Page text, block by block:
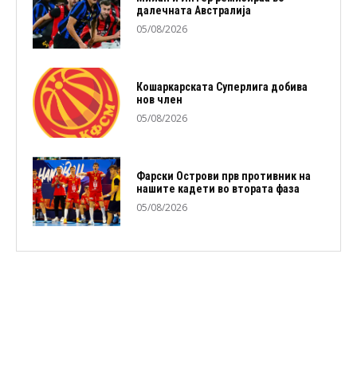
далечната Австралија
05/08/2026
Кошаркарската Суперлига добива
нов член
05/08/2026
Фарски Острови прв противник на
нашите кадети во втората фаза
05/08/2026